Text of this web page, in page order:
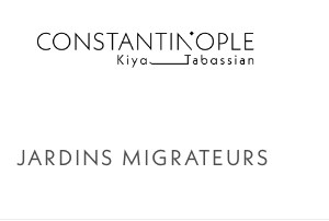
JARDINS MIGRATEURS